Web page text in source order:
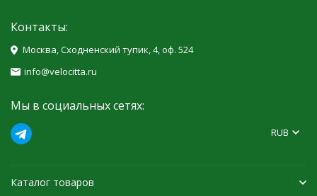
Контакты:
Москва, Сходненский тупик, 4, оф. 524
info@velocitta.ru
Мы в социальных сетях:
RUB
Каталог товаров